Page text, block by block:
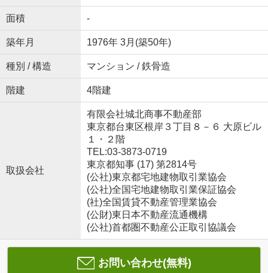
面積 -
築年月 1976年 3月(築50年)
種別 / 構造 マンション / 鉄骨造
階建 4階建
取扱会社
有限会社城北商事不動産部
東京都台東区根岸３丁目８－６ 大原ビル
１・２階
TEL:03-3873-0719
東京都知事 (17) 第2814号
(公社)東京都宅地建物取引業協会
(公社)全国宅地建物取引業保証協会
(社)全国賃貸不動産管理業協会
(公財)東日本不動産流通機構
(公社)首都圏不動産公正取引協議会
お問い合わせ(無料)